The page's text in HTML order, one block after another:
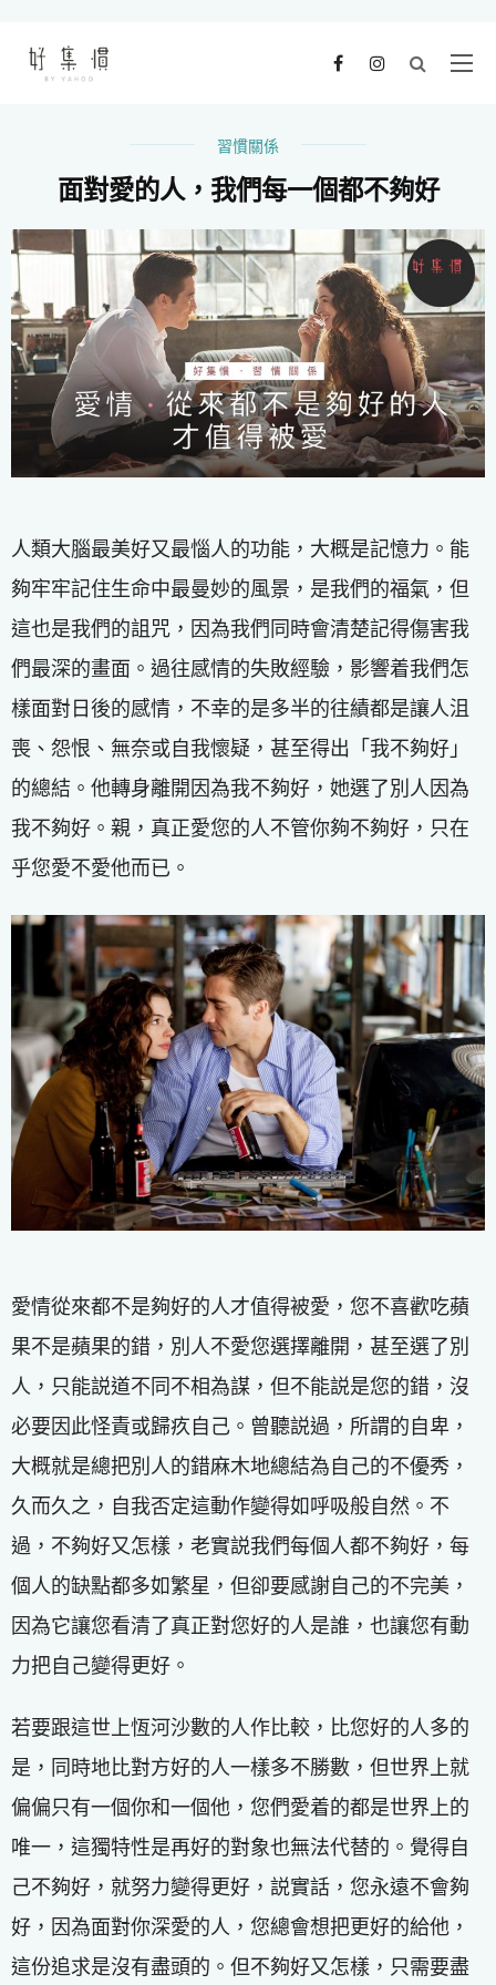
習慣關係
面對愛的人，我們每一個都不夠好
人類大腦最美好又最惱人的功能，大概是記憶力。能
夠牢牢記住生命中最曼妙的風景，是我們的福氣，但
這也是我們的詛咒，因為我們同時會清楚記得傷害我
們最深的畫面。過往感情的失敗經驗，影響着我們怎
樣面對日後的感情，不幸的是多半的往績都是讓人沮
喪、怨恨、無奈或自我懷疑，甚至得出「我不夠好」
的總結。他轉身離開因為我不夠好，她選了別人因為
我不夠好。親，真正愛您的人不管你夠不夠好，只在
乎您愛不愛他而已。
愛情從來都不是夠好的人才值得被愛，您不喜歡吃蘋
果不是蘋果的錯，別人不愛您選擇離開，甚至選了別
人，只能説道不同不相為謀，但不能説是您的錯，沒
必要因此怪責或歸疚自己。曾聽説過，所謂的自卑，
大概就是總把別人的錯麻木地總結為自己的不優秀，
久而久之，自我否定這動作變得如呼吸般自然。不
過，不夠好又怎樣，老實説我們每個人都不夠好，每
個人的缺點都多如繁星，但卻要感謝自己的不完美，
因為它讓您看清了真正對您好的人是誰，也讓您有動
力把自己變得更好。
若要跟這世上恆河沙數的人作比較，比您好的人多的
是，同時地比對方好的人一樣多不勝數，但世界上就
偏偏只有一個你和一個他，您們愛着的都是世界上的
唯一，這獨特性是再好的對象也無法代替的。覺得自
己不夠好，就努力變得更好，説實話，您永遠不會夠
好，因為面對你深愛的人，您總會想把更好的給他，
這份追求是沒有盡頭的。但不夠好又怎樣，只需要盡